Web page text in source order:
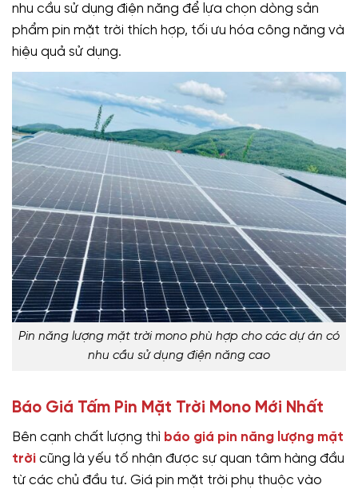
nhu cầu sử dụng điện năng để lựa chọn dòng sản
phẩm pin mặt trời thích hợp, tối ưu hóa công năng và
hiệu quả sử dụng.
Pin năng lượng mặt trời mono phù hợp cho các dự án có
nhu cầu sử dụng điện năng cao
Báo Giá Tấm Pin Mặt Trời Mono Mới Nhất
Bên cạnh chất lượng thì báo giá pin năng lượng mặt
trời cũng là yếu tố nhận được sự quan tâm hàng đầu
từ các chủ đầu tư. Giá pin mặt trời phụ thuộc vào